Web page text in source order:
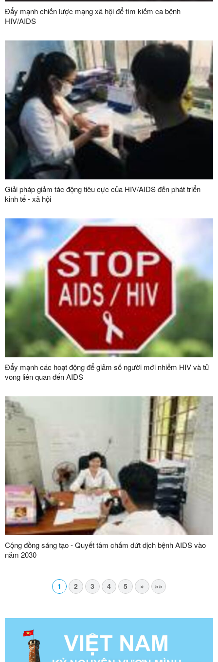
Đẩy mạnh chiến lược mạng xã hội để tìm kiếm ca bệnh
HIV/AIDS
Giải pháp giảm tác động tiêu cực của HIV/AIDS đến phát triển
kinh tế - xã hội
Đẩy mạnh các hoạt động để giảm số người mới nhiễm HIV và tử
vong liên quan đến AIDS
Cộng đồng sáng tạo - Quyết tâm chấm dứt dịch bệnh AIDS vào
năm 2030
1 2 3 4 5 » »»